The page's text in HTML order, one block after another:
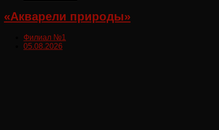
«Акварели природы»
Филиал №1
05.08.2026